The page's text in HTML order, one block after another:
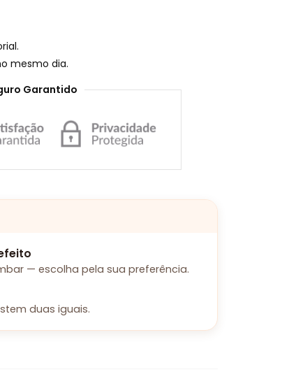
mesmo dia.
Garantido
— escolha pela sua preferência.
duas iguais.